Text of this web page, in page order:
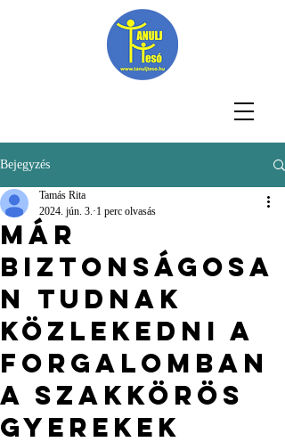
Bejegyzés
Már
biztonságosa
n tudnak
közlekedni a
forgalomban
a szakkörös
gyerekek
Tamás Rita
2024. jún. 3. 1 perc olvasás